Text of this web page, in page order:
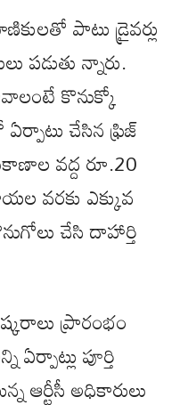
పాటు డ్రైవర్లు
పడుతు న్నారు.
కొనుక్కో
చేసిన ఫ్రిజ్
వద్ద రూ.20
వరకు ఎక్కువ
చేసి దాహార్తి
ప్రారంభం
పూర్తి
ఆర్టీసీ అధికారులు